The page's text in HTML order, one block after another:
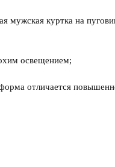
мужская куртка на
освещением;
отличается